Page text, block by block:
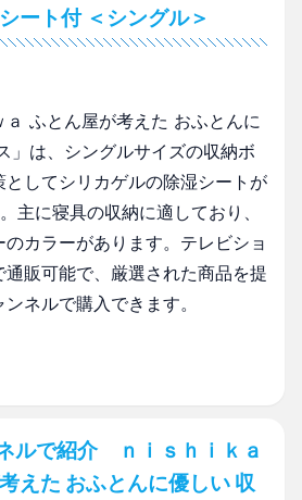
ート付 ＜シングル＞
ａ ふとん屋が考えた おふとんに
」は、シングルサイズの収納ボ
としてシリカゲルの除湿シートが
主に寝具の収納に適しており、
カラーがあります。テレビショ
通販可能で、厳選された商品を提
ネルで購入できます。
ルで紹介 ｎｉｓｈｉｋａ
えた おふとんに優しい 収